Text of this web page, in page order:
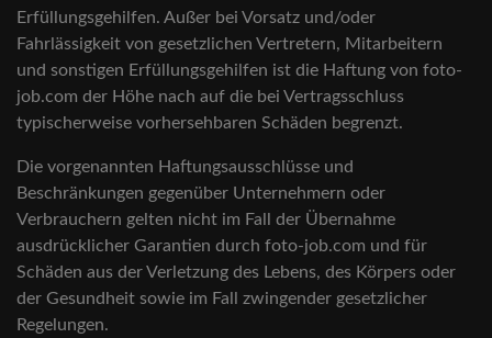
Erfüllungsgehilfen. Außer bei Vorsatz und/oder
Fahrlässigkeit von gesetzlichen Vertretern, Mitarbeitern
und sonstigen Erfüllungsgehilfen ist die Haftung von foto-
job.com der Höhe nach auf die bei Vertragsschluss
typischerweise vorhersehbaren Schäden begrenzt.
Die vorgenannten Haftungsausschlüsse und
Beschränkungen gegenüber Unternehmern oder
Verbrauchern gelten nicht im Fall der Übernahme
ausdrücklicher Garantien durch foto-job.com und für
Schäden aus der Verletzung des Lebens, des Körpers oder
der Gesundheit sowie im Fall zwingender gesetzlicher
Regelungen.